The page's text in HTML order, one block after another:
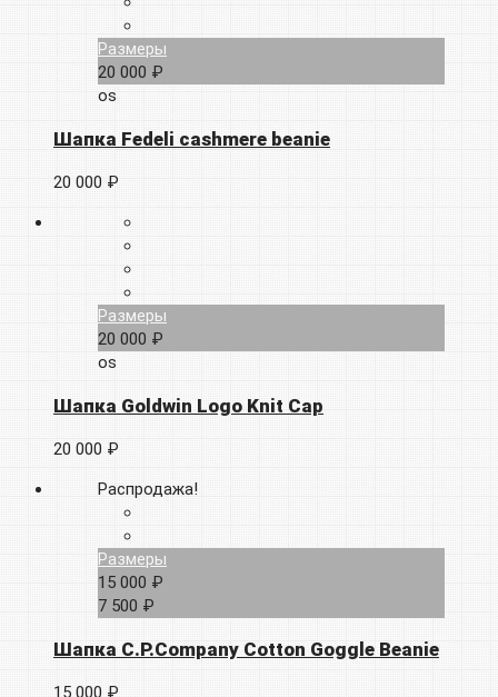
Размеры
20 000 ₽
os
Шапка Fedeli cashmere beanie
20 000 ₽
Размеры
20 000 ₽
os
Шапка Goldwin Logo Knit Cap
20 000 ₽
Распродажа!
Размеры
15 000 ₽
7 500 ₽
Шапка C.P.Company Cotton Goggle Beanie
15 000 ₽